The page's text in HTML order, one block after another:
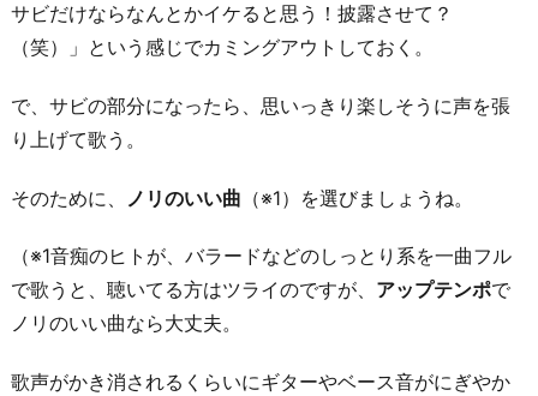
サビだけならなんとかイケると思う！披露させて？
（笑）」という感じでカミングアウトしておく。
で、サビの部分になったら、思いっきり楽しそうに声を張
り上げて歌う。
そのために、 ノリのいい曲 （※1）を選びましょうね。
（※1音痴のヒトが、バラードなどのしっとり系を一曲フル
で歌うと、聴いてる方はツライのですが、 アップテンポで
ノリのいい曲なら大丈夫。
歌声がかき消されるくらいにギターやベース音がにぎやか